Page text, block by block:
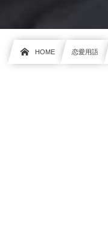
HOME 恋愛用語